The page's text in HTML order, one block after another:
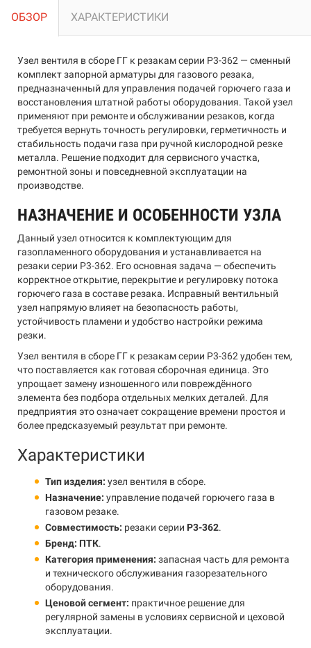
ОБЗОР ХАРАКТЕРИСТИКИ
Узел вентиля в сборе ГГ к резакам серии Р3-362 — сменный
комплект запорной арматуры для газового резака,
предназначенный для управления подачей горючего газа и
восстановления штатной работы оборудования. Такой узел
применяют при ремонте и обслуживании резаков, когда
требуется вернуть точность регулировки, герметичность и
стабильность подачи газа при ручной кислородной резке
металла. Решение подходит для сервисного участка,
ремонтной зоны и повседневной эксплуатации на
производстве.
НАЗНАЧЕНИЕ И ОСОБЕННОСТИ УЗЛА
Данный узел относится к комплектующим для
газопламенного оборудования и устанавливается на
резаки серии Р3-362. Его основная задача — обеспечить
корректное открытие, перекрытие и регулировку потока
горючего газа в составе резака. Исправный вентильный
узел напрямую влияет на безопасность работы,
устойчивость пламени и удобство настройки режима
резки.
Узел вентиля в сборе ГГ к резакам серии Р3-362 удобен тем,
что поставляется как готовая сборочная единица. Это
упрощает замену изношенного или повреждённого
элемента без подбора отдельных мелких деталей. Для
предприятия это означает сокращение времени простоя и
более предсказуемый результат при ремонте.
Характеристики
Тип изделия: узел вентиля в сборе.
Назначение: управление подачей горючего газа в
газовом резаке.
Совместимость: резаки серии Р3-362.
Бренд: ПТК.
Категория применения: запасная часть для ремонта
и технического обслуживания газорезательного
оборудования.
Ценовой сегмент: практичное решение для
регулярной замены в условиях сервисной и цеховой
эксплуатации.